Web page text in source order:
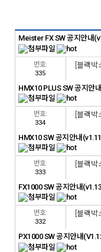
번호:
335
[블랙박
Meister FX SW 공지안내
번호:
334
[블랙박
HMX10 PLUS SW 공지안
번호:
333
[블랙박
HMX10 SW 공지안내
번호:
332
[블랙박
FX1000 SW 공지안내
PX1000 SW 공지안내